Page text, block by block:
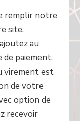
remplir notre
site.
au
de paiement.
virement est
de votre
option de
recevoir